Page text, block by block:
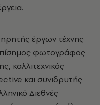
έργων τέχνης
φωτογράφος
καλλιτεχνικός
και συνιδρυτής
Διεθνές